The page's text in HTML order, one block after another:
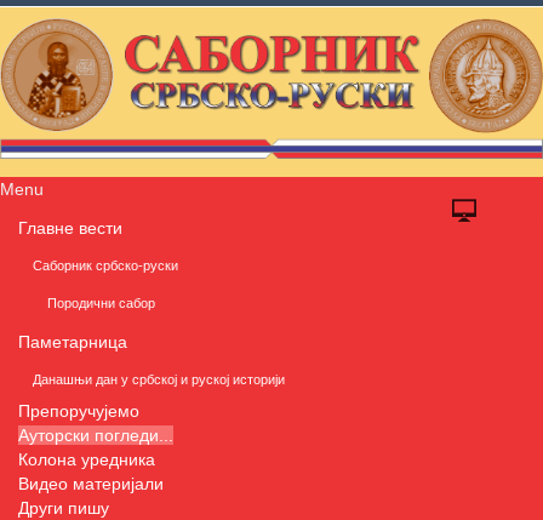
Menu
Главне вести
Саборник србско-руски
Породични сабор
Паметарница
Данашњи дан у србској и руској историји
Препоручујемо
Ауторски погледи...
Колона уредника
Видео материјали
Други пишу